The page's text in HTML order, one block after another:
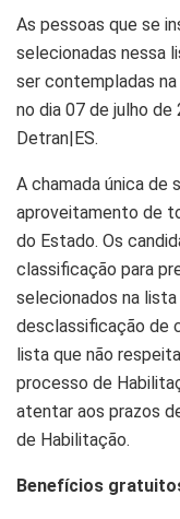
As pessoas que se
selecionadas nessa
ser contempladas
no dia 07 de julho
Detran|ES.
A chamada única
aproveitamento de
do Estado. Os
classificação para
selecionados na
desclassificação de
lista que não
processo de
atentar aos prazos
de Habilitação.
Benefícios